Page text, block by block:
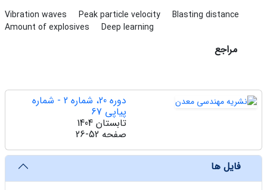
Vibration waves Peak particle velocity
Blasting distance
Amount of explosives
Deep learning
مراجع
دوره 20، شماره 2 - شماره
پیاپی 67
تابستان 1404
صفحه 26-52
فایل ها